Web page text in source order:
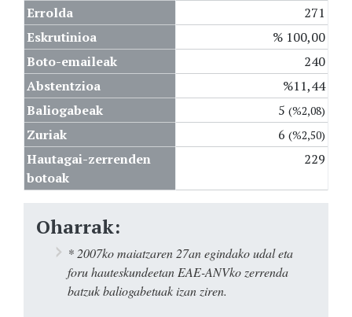
Errolda
271
Eskrutinioa
% 100,00
Boto-emaileak
240
Abstentzioa
%11,44
Baliogabeak
5 (%2,08)
Zuriak 6 (%2,50)
Hautagai-zerrenden
botoak
229
Oharrak:
* 2007ko maiatzaren 27an egindako udal eta
foru hauteskundeetan EAE-ANVko zerrenda
batzuk baliogabetuak izan ziren.